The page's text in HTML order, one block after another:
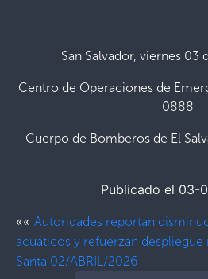
San Salvador, viernes 03
Centro de Operaciones de
0888
Cuerpo de Bomberos de El
Publicado el 03-
«« Autoridades reportan
acuáticos y refuerzan despliegue
Santa 02/ABRIL/2026